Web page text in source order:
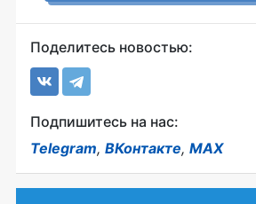
Поделитесь новостью:
Подпишитесь на нас:
Telegram, ВКонтакте, MAX